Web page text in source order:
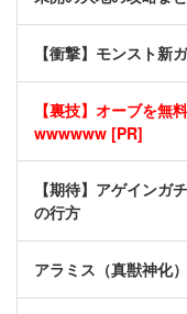
【衝撃】モンスト新
【裏技】オーブを無
wwwwww [PR]
【期待】アゲインガ
の行方
アラミス（真獣神化